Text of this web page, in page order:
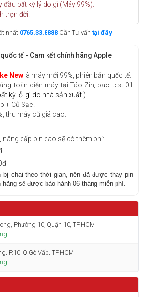
bất kỳ lý do gì (Máy 99%).
trọn đời.
nhất 0765.33.8888 Cần Tư vấn tại đây.
tế - Cam kết chính hãng Apple
New là máy mới 99%, phiên bản quốc tế.
toàn diện máy tại Táo Zin, bao test 01
kỳ lỗi gì do nhà sản xuất ).
+ Củ Sạc.
thu máy cũ giá cao.
nâng cấp pin cao sẽ có thêm phí:
chai theo thời gian, nên đã được thay pin
hãng sẽ được bảo hành 06 tháng miễn phí.
Phường 10, Quận 10, TP.HCM
P.10, Q.Gò Vấp, TP.HCM